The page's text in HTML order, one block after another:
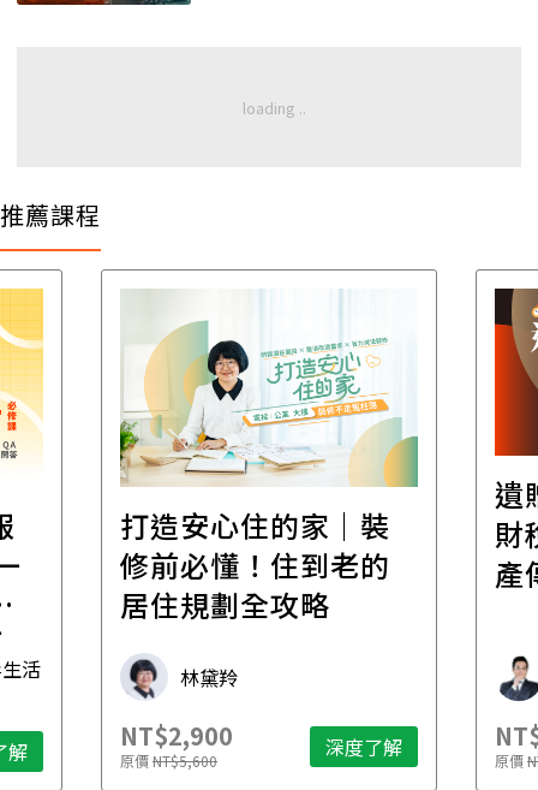
推薦課程
活
解
打造安心住的家｜裝
修前必懂！住到老的
居住規劃全攻略
林黛羚
NT$2,900
原價NT$5,600 深度了解
遺
財
產
原價